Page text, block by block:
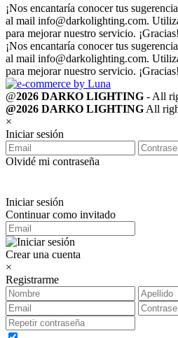
¡Nos encantaría conocer tus
al mail info@darkolighting.com.
para mejorar nuestro servicio. ¡Gracias!
¡Nos encantaría conocer tus
al mail info@darkolighting.com.
para mejorar nuestro servicio. ¡Gracias!
@2026 DARKO LIGHTING - All
@2026 DARKO LIGHTINGAll
×
Iniciar sesión
Olvidé mi contraseña
Iniciar sesión
Continuar como invitado
Crear una cuenta
×
Registrarme